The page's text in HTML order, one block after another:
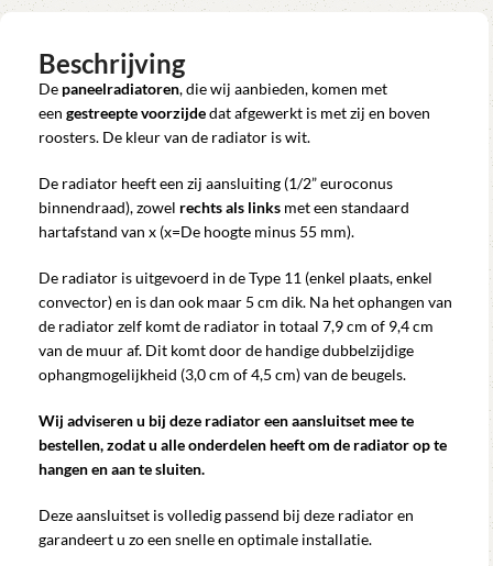
Beschrijving
De paneelradiatoren, die wij aanbieden, komen met
een gestreepte voorzijdedat afgewerkt is met zij en boven
roosters. De kleur van de radiator is wit.
De radiator heeft een zij aansluiting (1/2” euroconus
binnendraad), zowel rechts als links met een standaard
hartafstand van x (x=De hoogte minus 55 mm).
De radiator is uitgevoerd in de Type 11 (enkel plaats, enkel
convector) en is dan ook maar 5 cm dik. Na het ophangen van
de radiator zelf komt de radiator in totaal 7,9 cm of 9,4 cm
van de muur af. Dit komt door de handige dubbelzijdige
ophangmogelijkheid (3,0 cm of 4,5 cm) van de beugels.
Wij adviseren u bij deze radiator een aansluitset mee te
bestellen, zodat u alle onderdelen heeft om de radiator op te
hangen en aan te sluiten.
Deze aansluitset is volledig passend bij deze radiator en
garandeert u zo een snelle en optimale installatie.